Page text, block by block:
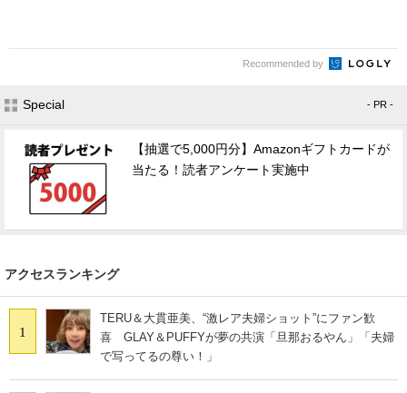
Recommended by
Special - PR -
【抽選で5,000円分】Amazonギフトカードが
当たる！読者アンケート実施中
アクセスランキング
1
TERU＆大貫亜美、“激レア夫婦ショット”にファン歓
喜 GLAY＆PUFFYが夢の共演「旦那おるやん」「夫婦
で写ってるの尊い！」